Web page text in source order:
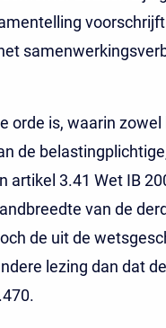
orde is, waarin
de
artikel 3.41 Wet IB
van de
de uit de
lezing dan dat